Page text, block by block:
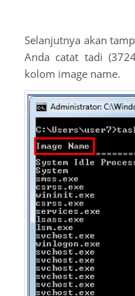
Selanjutnya akan
Anda catat tadi
kolom image name.